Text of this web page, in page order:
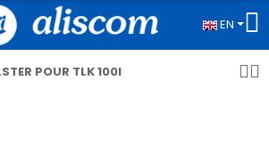
EN
POUR TLK 100I